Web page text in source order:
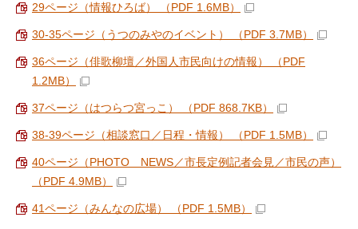
29ページ（情報ひろば） （PDF 1.6MB）
30-35ページ（うつのみやのイベント） （PDF 3.7MB）
36ページ（俳歌柳壇／外国人市民向けの情報） （PDF
1.2MB）
37ページ（はつらつ宮っこ） （PDF 868.7KB）
38-39ページ（相談窓口／日程・情報） （PDF 1.5MB）
40ページ（PHOTO NEWS／市長定例記者会見／市民の声）
（PDF 4.9MB）
41ページ（みんなの広場） （PDF 1.5MB）